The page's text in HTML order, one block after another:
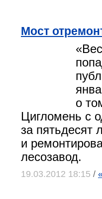
Мост
о
Цигломень с
за пятьдесят
и
лесозавод.
19.03.2012 18:15 /